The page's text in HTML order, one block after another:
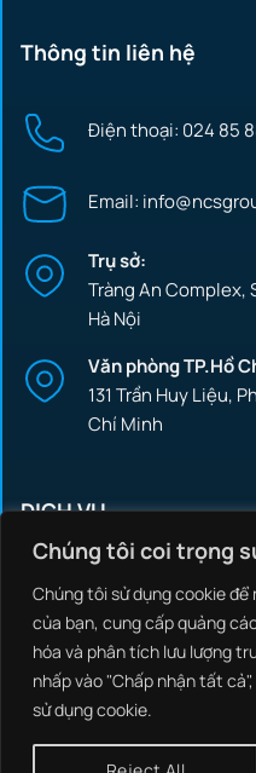
Chúng tôi coi trọng
Chúng tôi sử dụng cookie
của bạn, cung cấp quảng
hóa và phân tích lưu lượng
nhấp vào "Chấp nhận tất
sử dụng cookie.
Thông tin liên hệ
Điện thoại: 024 85
Email:
Trụ sở:
Tràng An Complex,
Hà Nội
Văn phòng TP.Hồ
131 Trần Huy Liệu,
Chí Minh
DỊCH VỤ
NCSOC
PENETRATION TESTING
REDTEAM
MALWARE